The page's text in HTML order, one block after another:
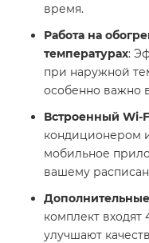
время.​
Работа на
температурах:
при наружной
особенно важно
Встроенный Wi-
кондиционером
мобильное
вашему
комплект
улучшают